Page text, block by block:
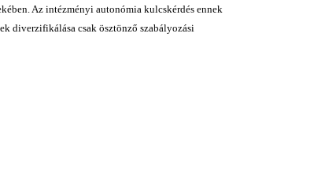
Az intézményi autonómia kulcskérdés ennek
diverzifikálása csak ösztönző szabályozási